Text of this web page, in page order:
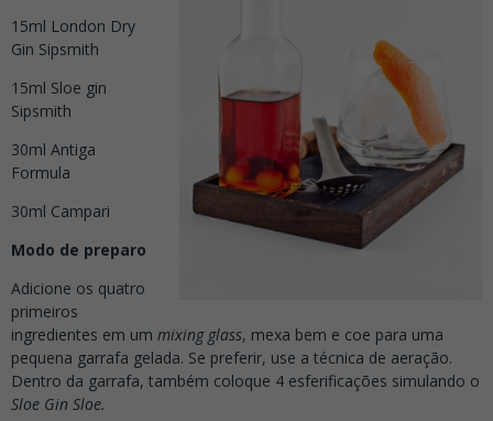
15ml London Dry
Gin Sipsmith
15ml Sloe gin
Sipsmith
30ml Antiga
Formula
30ml Campari
Modo de preparo
Adicione os quatro
primeiros
ingredientes em um mixing glass, mexa bem e coe para uma
pequena garrafa gelada. Se preferir, use a técnica de aeração.
Dentro da garrafa, também coloque 4 esferificações simulando o
Sloe Gin Sloe.